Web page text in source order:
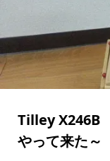
Tilley X246B
やって来た～